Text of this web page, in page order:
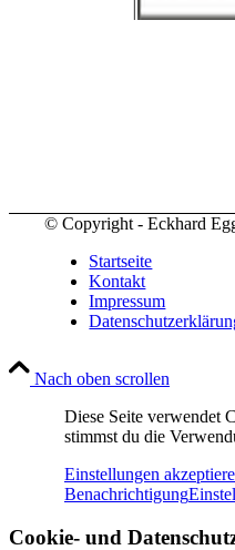
© Copyright - Eckhard
Startseite
Kontakt
Impressum
Nach oben scrollen
Diese Seite verwendet
stimmst du die
Einstellungen
Benachrichtigung
Cookie- und